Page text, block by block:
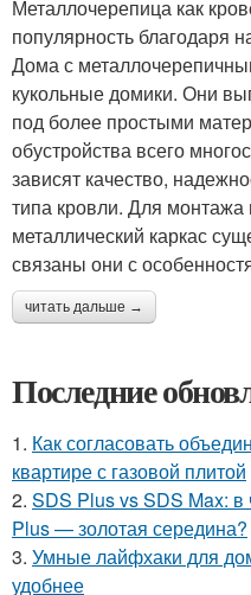
Металлочерепица как
популярность благодаря
Дома с
кукольные домики. Они
под более простыми
обустройства всего
зависят качество,
типа кровли. Для
металлический каркас
связаны они с
читать дальше →
Последние
1. Как согласовать
квартире с газовой плитой
2. SDS Plus vs SDS Max:
Plus — золотая середина?
3. Умные лайфхаки для
удобнее